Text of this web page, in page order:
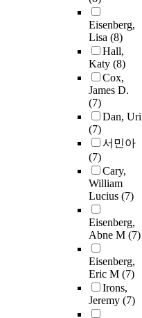
Eisenberg,
Lisa (8)
Hall,
Katy (8)
Cox,
James D.
(7)
Dan, Uri
(7)
서민아
(7)
Cary,
William
Lucius (7)
Eisenberg,
Abne M (7)
Eisenberg,
Eric M (7)
Irons,
Jeremy (7)